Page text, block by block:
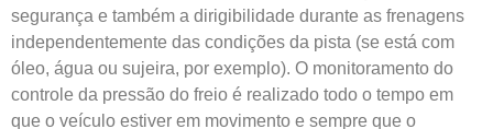
segurança e também a dirigibilidade durante as frenagens
independentemente das condições da pista (se está com
óleo, água ou sujeira, por exemplo). O monitoramento do
controle da pressão do freio é realizado todo o tempo em
que o veículo estiver em movimento e sempre que o